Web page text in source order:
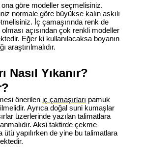
göre modeller seçmelisiniz.
normale göre büyükse kalın askılı
İç çamaşırında renk de
olması açısından çok renkli modeller
Eğer ki kullanılacaksa boyanın
araştırılmalıdır.
Nasıl Yıkanır?
önerilen iç çamaşırları pamuk
Ayrıca doğal suni kumaşlar
üzerlerinde yazılan talimatlara
Aksi taktirde çekme
ütü yapılırken de yine bu talimatlara